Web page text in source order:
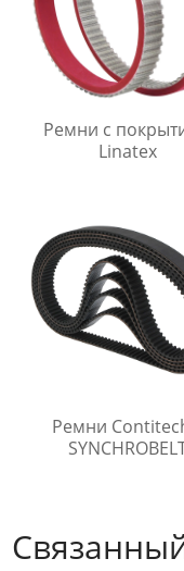
Ремни с
Linatex
Ремни